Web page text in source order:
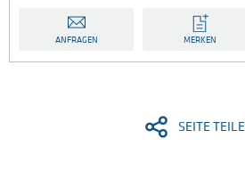
ANFRAGEN MERKEN
SEITE